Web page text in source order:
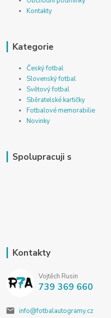
Kontakty
Kategorie
Český fotbal
Slovenský fotbal
Světový fotbal
Sběratelské kartičky
Fotbalové memorabilie
Novinky
Spolupracuji s
Kontakty
Vojtěch Rusin
739 369 660
info@fotbalautogramy.cz